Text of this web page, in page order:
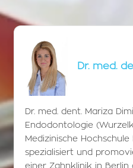
Dr. med.
Dr. med. dent. Mariza
Endodontologie
Medizinische Hochschule
spezialisiert und
einer Zahnklinik in